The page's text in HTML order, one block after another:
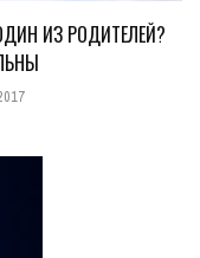
ИЗ РОДИТЕЛЕЙ?